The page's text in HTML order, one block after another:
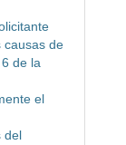
causas de
de la
el
del